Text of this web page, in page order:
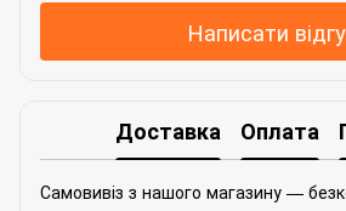
Написати
Доставка Оплата
Самовивіз з нашого магазину —